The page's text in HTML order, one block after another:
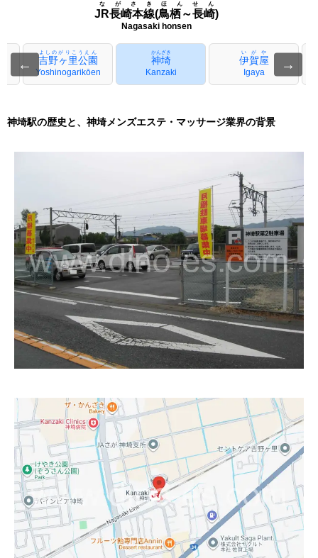
JR長崎本線(鳥栖～長崎)
ながさきほんせん
Nagasaki honsen
← 吉野ヶ里公園
よしのがりこうえん
Yoshinogarikōen
神埼
かんざき
Kanzaki
伊賀屋
いがや
Igaya
→
神埼駅の歴史と、神埼メンズエステ・マッサージ業界の背景